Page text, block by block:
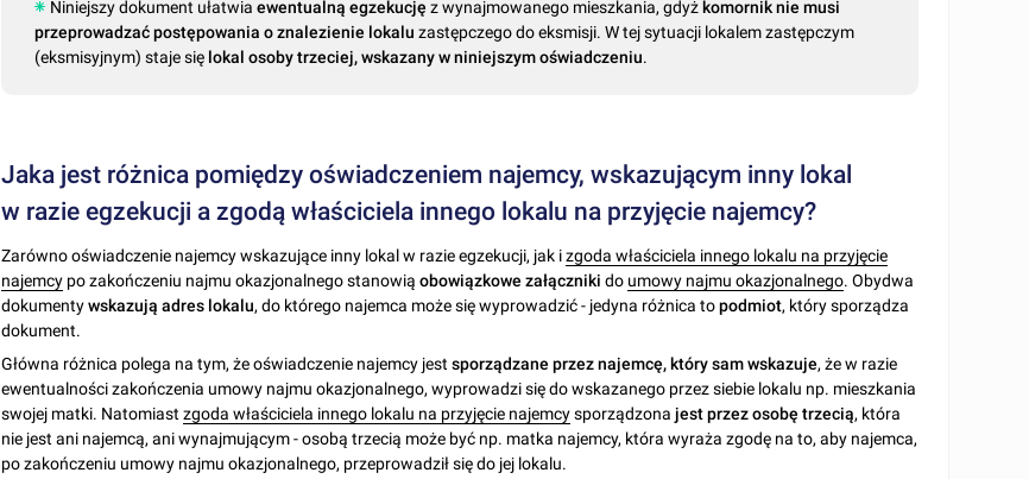
Niniejszy dokument ułatwiaewentualną egzekucję z wynajmowanego mieszkania, gdyż komornik nie musi
przeprowadzać postępowania o znalezienie lokalu zastępczego do eksmisji. W tej sytuacji lokalem zastępczym
(eksmisyjnym) staje się lokal osoby trzeciej, wskazany w niniejszym oświadczeniu.
Jaka jest różnica pomiędzy oświadczeniem najemcy, wskazującym inny lokal
w razie egzekucji a zgodą właściciela innego lokalu na przyjęcie najemcy?
Zarówno oświadczenie najemcy wskazujące inny lokal w razie egzekucji, jak izgoda właściciela innego lokalu na przyjęcie
najemcy po zakończeniu najmu okazjonalnego stanowiąobowiązkowe załączniki do umowy najmu okazjonalnego. Obydwa
dokumentywskazują adres lokalu, do którego najemca może się wyprowadzić - jedyna różnica topodmiot, który sporządza
dokument.
Główna różnica polega na tym, że oświadczenie najemcy jestsporządzane przez najemcę, który sam wskazuje, że w razie
ewentualności zakończenia umowy najmu okazjonalnego, wyprowadzi się do wskazanego przez siebie lokalu np. mieszkania
swojej matki. Natomiastzgoda właściciela innego lokalu na przyjęcie najemcysporządzonajest przez osobę trzecią, która
nie jest ani najemcą, ani wynajmującym - osobą trzecią może być np. matka najemcy, która wyraża zgodę na to, aby najemca,
po zakończeniu umowy najmu okazjonalnego, przeprowadził się do jej lokalu.